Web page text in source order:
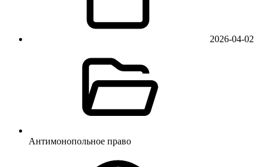
2026-04-02
Антимонопольное право